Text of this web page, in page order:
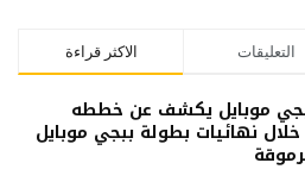
الاكثر قراءة التعليقات
موبايل يكشف عن خططه
نهائيات بطولة ببجي موبايل